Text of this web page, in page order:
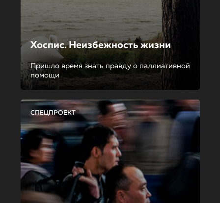
Хоспис. Неизбежность жизни
Пришло время знать правду о паллиативной
помощи
СПЕЦПРОЕКТ